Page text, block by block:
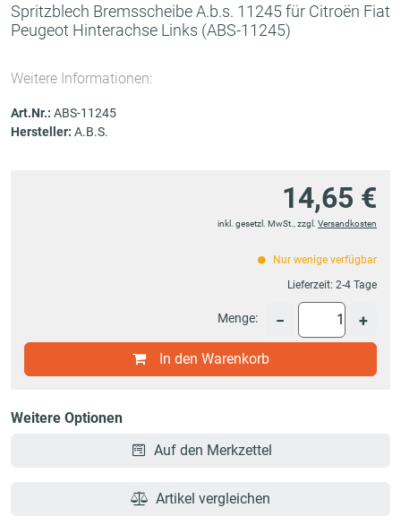
Spritzblech Bremsscheibe A.b.s. 11245 für Citroën Fiat
Peugeot Hinterachse Links (ABS-11245)
Weitere Informationen:
Art.Nr.: ABS-11245
Hersteller: A.B.S.
14,65 €
inkl. gesetzl. MwSt., zzgl. Versandkosten
Nur wenige verfügbar
Lieferzeit: 2-4 Tage
Menge: − +
In den Warenkorb
Weitere Optionen
Auf den Merkzettel
Artikel vergleichen